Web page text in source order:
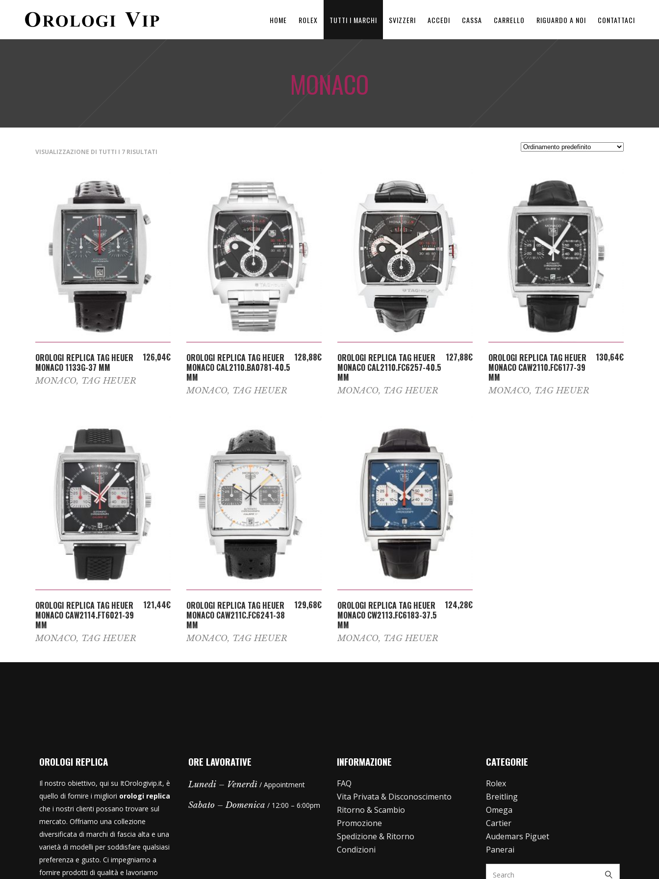
HOME ROLEX TUTTI I MARCHI SVIZZERI ACCEDI CASSA CARRELLO RIGUARDO A NOI CONTATTACI
MONACO
VISUALIZZAZIONE DI TUTTI I 7 RISULTATI
ADD TO CART
OROLOGI REPLICA TAG HEUER
MONACO 1133G-37 MM
126,04€
MONACO, TAG HEUER
ADD TO CART
OROLOGI REPLICA TAG HEUER
MONACO CAL2110.BA0781-40.5
MM
128,88€
MONACO, TAG HEUER
ADD TO CART
OROLOGI REPLICA TAG HEUER
MONACO CAL2110.FC6257-40.5
MM
127,88€
MONACO, TAG HEUER
ADD TO CART
OROLOGI REPLICA TAG HEUER
MONACO CAW2110.FC6177-39
MM
130,64€
MONACO, TAG HEUER
ADD TO CART
OROLOGI REPLICA TAG HEUER
MONACO CAW2114.FT6021-39
MM
121,44€
MONACO, TAG HEUER
ADD TO CART
OROLOGI REPLICA TAG HEUER
MONACO CAW211C.FC6241-38
MM
129,68€
MONACO, TAG HEUER
ADD TO CART
OROLOGI REPLICA TAG HEUER
MONACO CW2113.FC6183-37.5
MM
124,28€
MONACO, TAG HEUER
OROLOGI REPLICA
Il nostro obiettivo, qui su ItOrologivip.it, è
quello di fornire i migliori orologi replica
che i nostri clienti possano trovare sul
mercato. Offriamo una collezione
diversificata di marchi di fascia alta e una
varietà di modelli per soddisfare qualsiasi
preferenza e gusto. Ci impegniamo a
fornire prodotti di qualità e lavoriamo
ORE LAVORATIVE
Lunedi – Venerdì/ Appointment
Sabato – Domenica / 12:00 – 6:00pm
INFORMAZIONE
FAQ
Vita Privata & Disconoscimento
Ritorno & Scambio
Promozione
Spedizione & Ritorno
Condizioni
CATEGORIE
Rolex
Breitling
Omega
Cartier
Audemars Piguet
Panerai